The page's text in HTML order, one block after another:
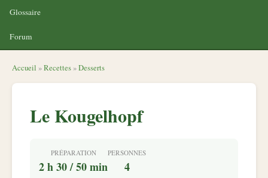
Glossaire
Forum
Accueil »Recettes »Desserts
Le Kougelhopf
PRÉPARATION
2 h 30 / 50 min
PERSONNES
4